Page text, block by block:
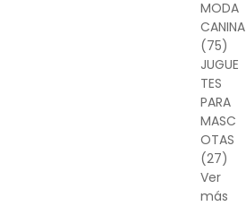
MODA
CANINA
(75)
JUGUE
TES
PARA
MASC
OTAS
(27)
Ver
más